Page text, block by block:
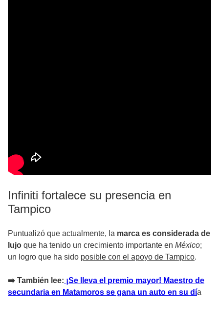
Infiniti fortalece su presencia en
Tampico
Puntualizó que actualmente, la marca es considerada de
lujo que ha tenido un crecimiento importante en México;
un logro que ha sido posible con el apoyo de Tampico.
➡️ También lee: ¡Se lleva el premio mayor! Maestro de
secundaria en Matamoros se gana un auto en su día